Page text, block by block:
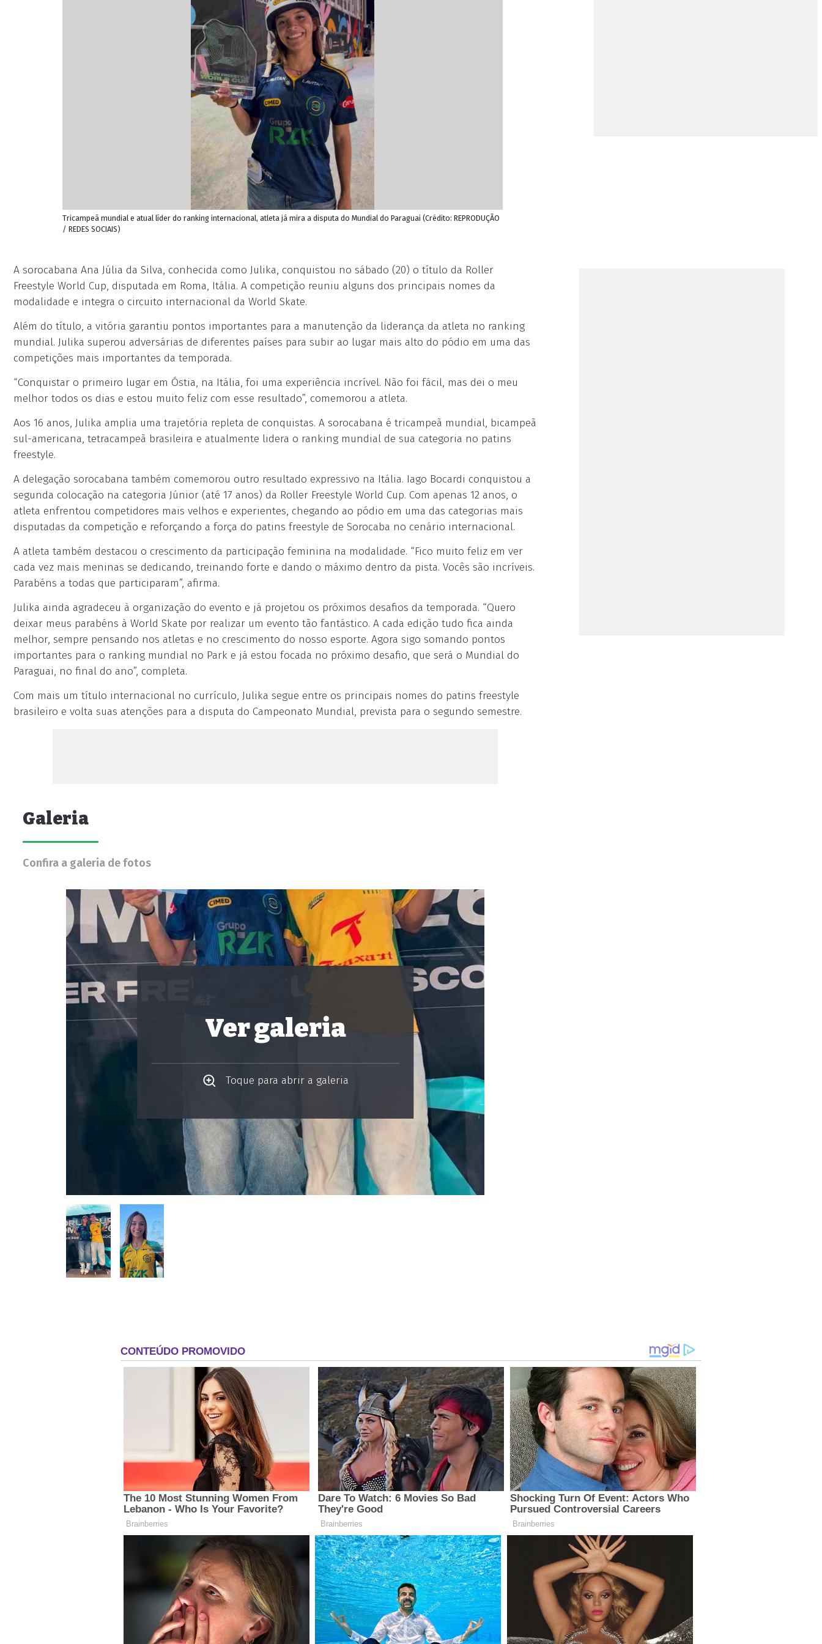
Tricampeã mundial e atual líder do ranking internacional, atleta já mira a disputa do Mundial do Paraguai (Crédito: REPRODUÇÃO
/ REDES SOCIAIS)
A sorocabana Ana Júlia da Silva, conhecida como Julika, conquistou no sábado (20) o título da Roller
Freestyle World Cup, disputada em Roma, Itália. A competição reuniu alguns dos principais nomes da
modalidade e integra o circuito internacional da World Skate.
Além do título, a vitória garantiu pontos importantes para a manutenção da liderança da atleta no ranking
mundial. Julika superou adversárias de diferentes países para subir ao lugar mais alto do pódio em uma das
competições mais importantes da temporada.
“Conquistar o primeiro lugar em Óstia, na Itália, foi uma experiência incrível. Não foi fácil, mas dei o meu
melhor todos os dias e estou muito feliz com esse resultado”, comemorou a atleta.
Aos 16 anos, Julika amplia uma trajetória repleta de conquistas. A sorocabana é tricampeã mundial, bicampeã
sul-americana, tetracampeã brasileira e atualmente lidera o ranking mundial de sua categoria no patins
freestyle.
A delegação sorocabana também comemorou outro resultado expressivo na Itália. Iago Bocardi conquistou a
segunda colocação na categoria Júnior (até 17 anos) da Roller Freestyle World Cup. Com apenas 12 anos, o
atleta enfrentou competidores mais velhos e experientes, chegando ao pódio em uma das categorias mais
disputadas da competição e reforçando a força do patins freestyle de Sorocaba no cenário internacional.
A atleta também destacou o crescimento da participação feminina na modalidade. “Fico muito feliz em ver
cada vez mais meninas se dedicando, treinando forte e dando o máximo dentro da pista. Vocês são incríveis.
Parabéns a todas que participaram”, afirma.
Julika ainda agradeceu à organização do evento e já projetou os próximos desafios da temporada. “Quero
deixar meus parabéns à World Skate por realizar um evento tão fantástico. A cada edição tudo fica ainda
melhor, sempre pensando nos atletas e no crescimento do nosso esporte. Agora sigo somando pontos
importantes para o ranking mundial no Park e já estou focada no próximo desafio, que será o Mundial do
Paraguai, no final do ano”, completa.
Com mais um título internacional no currículo, Julika segue entre os principais nomes do patins freestyle
brasileiro e volta suas atenções para a disputa do Campeonato Mundial, prevista para o segundo semestre.
Galeria
Confira a galeria de fotos
Ver galeria
Toque para abrir a galeria